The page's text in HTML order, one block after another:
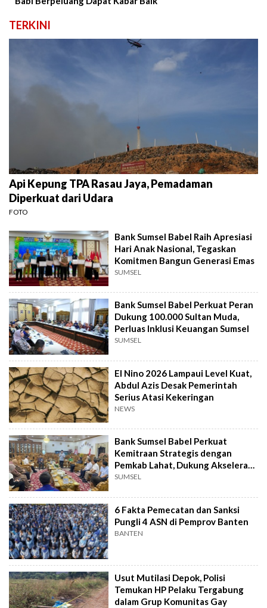
TERKINI
Api Kepung TPA Rasau Jaya, Pemadaman
Diperkuat dari Udara
FOTO
Bank Sumsel Babel Raih Apresiasi
Hari Anak Nasional, Tegaskan
Komitmen Bangun Generasi Emas
SUMSEL
Bank Sumsel Babel Perkuat Peran
Dukung 100.000 Sultan Muda,
Perluas Inklusi Keuangan Sumsel
SUMSEL
El Nino 2026 Lampaui Level Kuat,
Abdul Azis Desak Pemerintah
Serius Atasi Kekeringan
NEWS
Bank Sumsel Babel Perkuat
Kemitraan Strategis dengan
Pemkab Lahat, Dukung Akselerasi
Ekonomi Daerah
SUMSEL
6 Fakta Pemecatan dan Sanksi
Pungli 4 ASN di Pemprov Banten
BANTEN
Usut Mutilasi Depok, Polisi
Temukan HP Pelaku Tergabung
dalam Grup Komunitas Gay